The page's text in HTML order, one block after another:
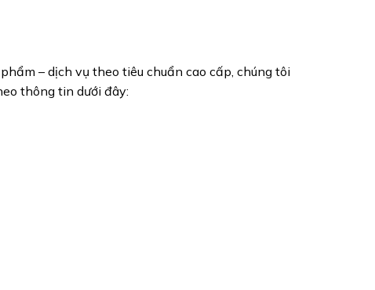
– dịch vụ theo tiêu chuẩn cao cấp, chúng tôi
thông tin dưới đây: